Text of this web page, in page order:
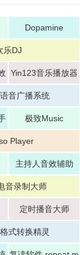
Dopamine
乐DJ
Yin123音乐播放器
音广播系统
极致Music
Player
主持人音效辅助
音录制大师
定时播音大师
式转换精灵